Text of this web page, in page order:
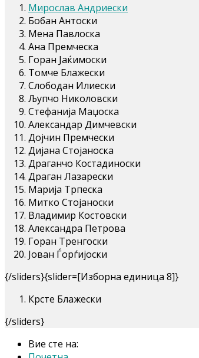
Мирослав Андриески
Бобан Антоски
Мена Павлоска
Ана Премческа
Горан Јаќимоски
Томче Блажески
Слободан Илиески
Љупчо Николовски
Стефанија Маџоска
Александар Димчевски
Дојчин Премчески
Дијана Стојаноска
Драганчо Костадиноски
Драган Лазарески
Марија Трпеска
Митко Стојаноски
Владимир Костовски
Александра Петрова
Горан Тренгоски
Јован Ѓорѓијоски
{/sliders}{slider=[Изборна единица 8]}
Крсте Блажески
{/sliders}
Вие сте на: